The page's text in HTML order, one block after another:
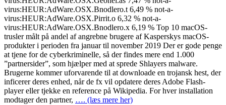
virus:HEUR:AdWare.OSX.Bnodlero.t 6,49 % not-a-
virus:HEUR:AdWare.OSX.Pirrit.o 6,32 % not-a-
virus:HEUR:AdWare.OSX.Bnodlero.x 6,19 % Top 10 macOS-
trusler målt på andel af angrebne brugere af Kasperskys macOS-
produkter i perioden fra januar til november 2019 Der er gode penge
at tjene for de cyberkriminelle, så der findes mere end 1.000
”partnersider”, som hjælper med at sprede Shlayers malware.
Brugerne kommer uforvarende til at downloade en trojansk hest, der
inficerer deres enhed, når de fx vil opdatere deres Adobe Flash-
player eller tjekke en reference på Wikipedia. For hver installation
modtager den partner, …. (læs mere her)